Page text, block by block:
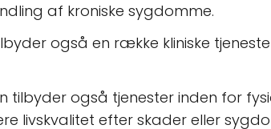
af kroniske sygdomme.
også en række kliniske
tilbyder også tjenester inden for
livskvalitet efter skader eller